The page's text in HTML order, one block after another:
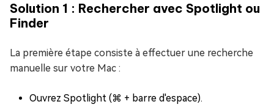
Solution 1 : Rechercher avec Spotlight ou
Finder
La première étape consiste à effectuer une recherche
manuelle sur votre Mac :
Ouvrez Spotlight (⌘ + barre d'espace).